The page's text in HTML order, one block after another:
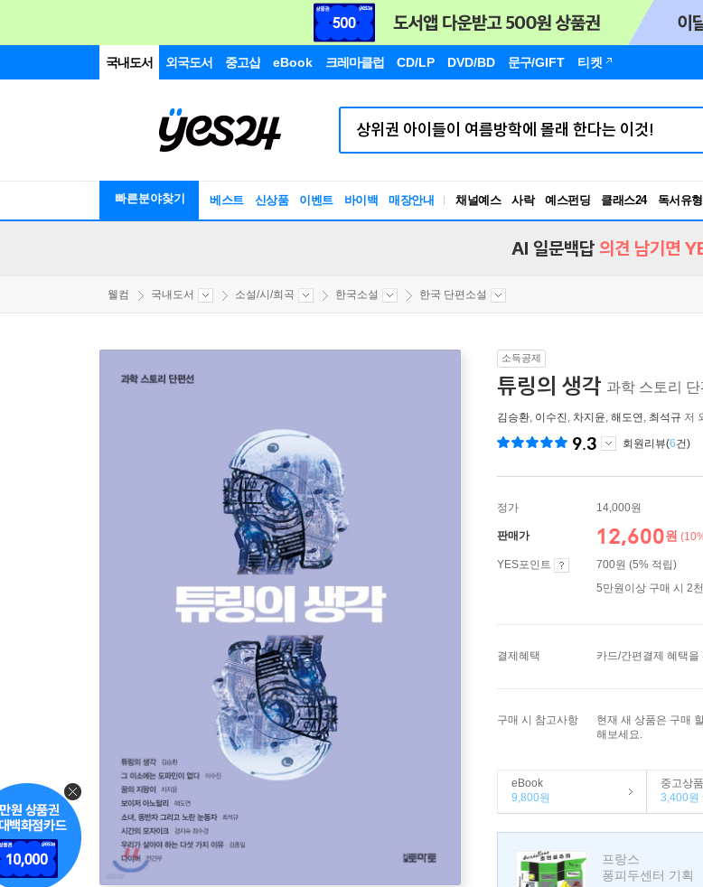
국내도서 외국도서 중고샵 eBook 크레마클럽 CD/LP DVD/BD 문구/GIFT 티켓
빠른분야찾기 베스트 신상품 이벤트 바이백 매장안내 채널예스 사락 예스펀딩 클래스24
독서유
RBTI
AI 일문백답 의견 남기면
웰컴 국내도서 소설/시/희곡 한국소설 한국 단편소설
소득공제
튜링의 생각 과학 스토리 단
김승환, 이수진 , 차지윤, 해도연 , 최석규 저
9.3 회원리뷰(6건)
정가 14,000원
판매가 12,600원
YES포인트
700원 (5% 적립)
5만원이상 구매 시 2
결제혜택 카드/간편결제 혜택을
구매 시 참고사항
현재 새 상품은 구매
해보세요.
eBook
9,800원
중고상
3,400원
프랑스
퐁피두센터 기획